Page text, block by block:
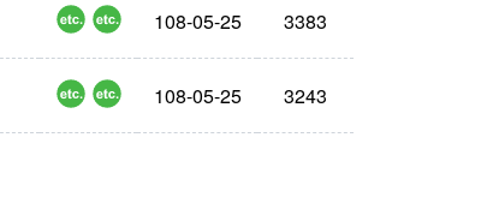
png 108-05-25 3383
png 108-05-25 3243